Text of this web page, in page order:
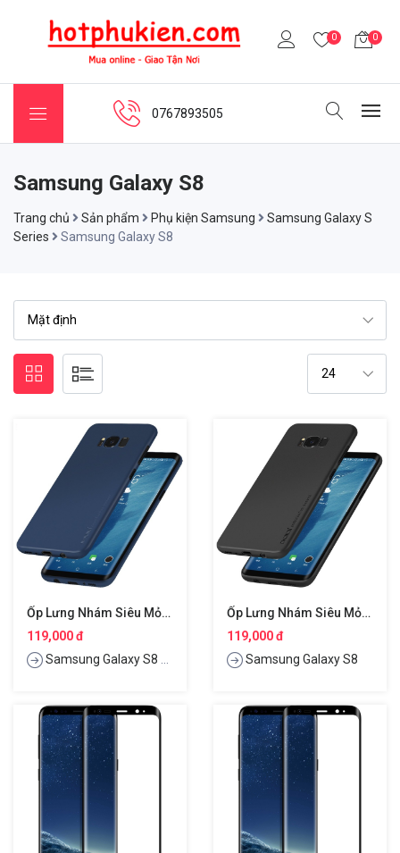
0 0
0767893505
Samsung Galaxy S8
Trang chủ Sản phẩm Phụ kiện Samsung
Samsung Galaxy S
Series
Samsung Galaxy S8
Ốp Lưng Nhám Siêu Mỏng 0.3mm Cho Samsung Galaxy S8 Plus Hiệu Memumi
119,000 đ
Samsung Galaxy S8 Plus
Ốp Lưng Nhám Siêu Mỏng 0.3mm Cho Samsung Galaxy S8 Hiệu Memumi
119,000 đ
Samsung Galaxy S8